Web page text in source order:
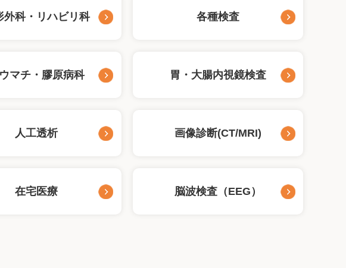
外科・リハビリ科
マチ・膠原病科
人工透析
在宅医療
各種検査
胃・大腸内視鏡検査
画像診断(CT/MRI)
脳波検査（EEG）